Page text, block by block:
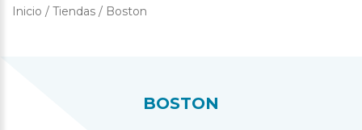
Inicio / Tiendas / Boston
BOSTON